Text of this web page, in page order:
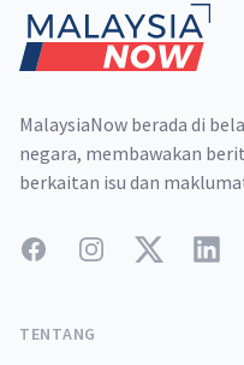
MalaysiaNow berada di
negara, membawakan
berkaitan isu dan
FacebookInstagramTwitter
TENTANG